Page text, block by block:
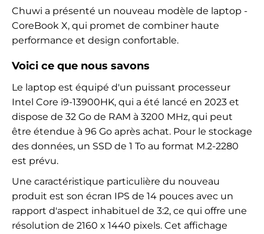
Chuwi a présenté un nouveau modèle de laptop -
CoreBook X, qui promet de combiner haute
performance et design confortable.
Voici ce que nous savons
Le laptop est équipé d'un puissant processeur
Intel Core i9-13900HK, qui a été lancé en 2023 et
dispose de 32 Go de RAM à 3200 MHz, qui peut
être étendue à 96 Go après achat. Pour le stockage
des données, un SSD de 1 To au format M.2-2280
est prévu.
Une caractéristique particulière du nouveau
produit est son écran IPS de 14 pouces avec un
rapport d'aspect inhabituel de 3:2, ce qui offre une
résolution de 2160 x 1440 pixels. Cet affichage